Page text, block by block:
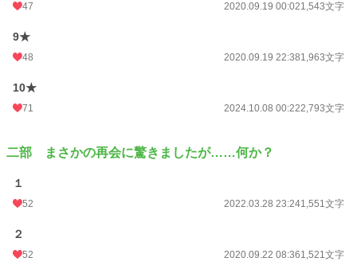
47 2020.09.19 00:021,543文字
9★
48 2020.09.19 22:381,963文字
10★
71 2024.10.08 00:222,793文字
二部 まさかの再会に驚きましたが……何か？
１
52 2022.03.28 23:241,551文字
２
52 2020.09.22 08:361,521文字